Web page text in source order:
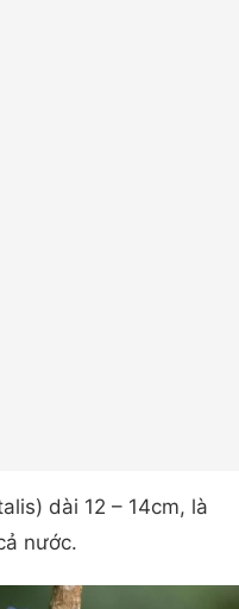
dài 12 – 14cm, là
nước.